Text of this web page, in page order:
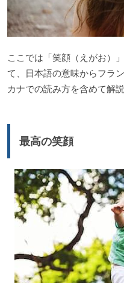
ここでは「笑顔（えがお）
て、日本語の意味からフラ
カナでの読み方を含めて解
最高の笑顔